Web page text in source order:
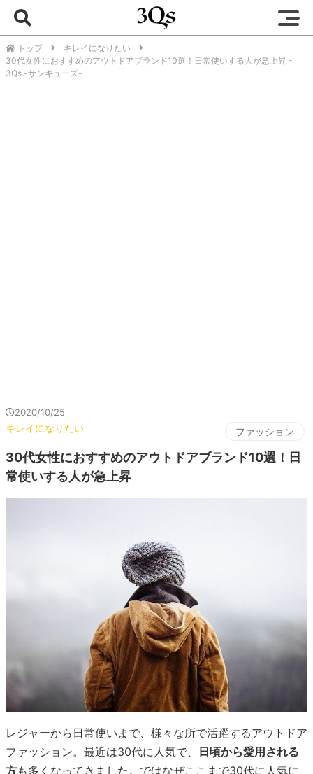
トップ
キレイになりたい
30代女性におすすめのアウトドアブランド10選！日常使いする人が急上昇 -
3Qs -サンキューズ-
2020/10/25
キレイになりたい ファッション
30代女性におすすめのアウトドアブランド10選！日
常使いする人が急上昇
レジャーから日常使いまで、様々な所で活躍するアウトドア
ファッション。最近は30代に人気で、 日頃から愛用される
方も多くなってきました。ではなぜここまで30代に人気に